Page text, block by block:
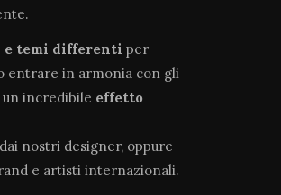
temi differenti per
entrare in armonia con gli
incredibile effetto
dai nostri designer, oppure
e artisti internazionali.